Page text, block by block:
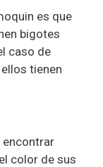
es que
bigotes
caso de
tienen
encontrar
color de sus